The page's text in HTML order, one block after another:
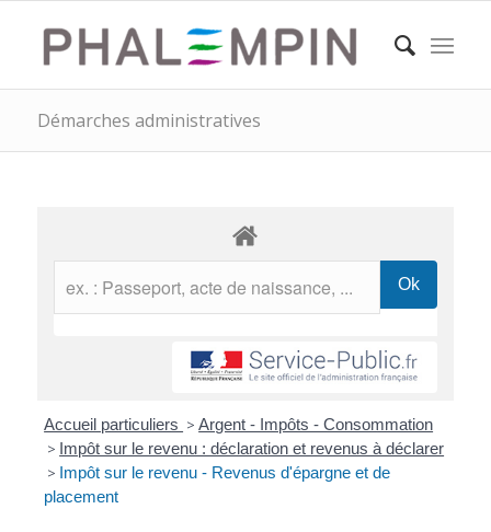
Démarches administratives
Accueil particuliers > Argent - Impôts - Consommation
> Impôt sur le revenu : déclaration et revenus à déclarer
> Impôt sur le revenu - Revenus d'épargne et de
placement